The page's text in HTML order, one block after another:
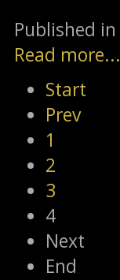
Published in
Read more...
Start
Prev
1
2
3
4
Next
End